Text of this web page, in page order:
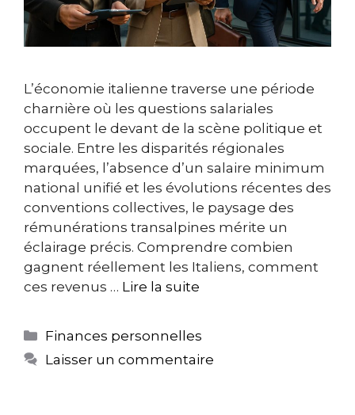
L’économie italienne traverse une période
charnière où les questions salariales
occupent le devant de la scène politique et
sociale. Entre les disparités régionales
marquées, l’absence d’un salaire minimum
national unifié et les évolutions récentes des
conventions collectives, le paysage des
rémunérations transalpines mérite un
éclairage précis. Comprendre combien
gagnent réellement les Italiens, comment
ces revenus … Lire la suite
Catégories
Finances personnelles
Laisser un commentaire